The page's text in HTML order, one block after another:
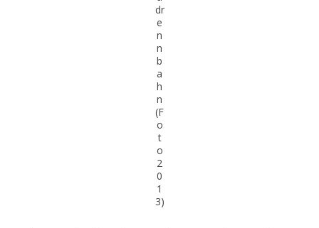
dr
e
n
n
b
a
h
n
(F
o
t
o
2
0
1
3)